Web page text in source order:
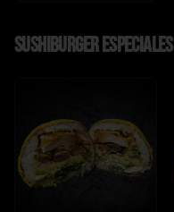
SushiBurger Especiales